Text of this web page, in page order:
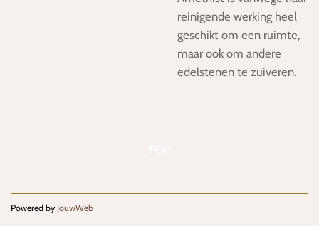
reinigende werking heel
geschikt om een ruimte,
maar ook om andere
edelstenen te zuiveren.
Powered by JouwWeb